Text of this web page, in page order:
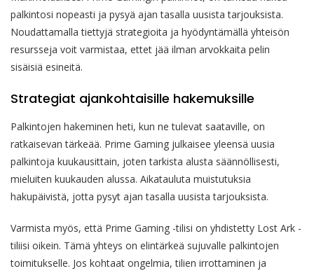
palkintosi nopeasti ja pysyä ajan tasalla uusista tarjouksista.
Noudattamalla tiettyjä strategioita ja hyödyntämällä yhteisön
resursseja voit varmistaa, ettet jää ilman arvokkaita pelin
sisäisiä esineitä.
Strategiat ajankohtaisille hakemuksille
Palkintojen hakeminen heti, kun ne tulevat saataville, on
ratkaisevan tärkeää. Prime Gaming julkaisee yleensä uusia
palkintoja kuukausittain, joten tarkista alusta säännöllisesti,
mieluiten kuukauden alussa. Aikatauluta muistutuksia
hakupäivistä, jotta pysyt ajan tasalla uusista tarjouksista.
Varmista myös, että Prime Gaming -tilisi on yhdistetty Lost Ark -
tiliisi oikein. Tämä yhteys on elintärkeä sujuvalle palkintojen
toimitukselle. Jos kohtaat ongelmia, tilien irrottaminen ja